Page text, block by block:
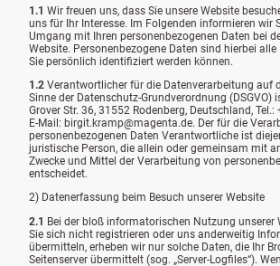
1.1 Wir freuen uns, dass Sie unsere Website
uns für Ihr Interesse. Im Folgenden informieren wir
Umgang mit Ihren personenbezogenen Daten bei
Website. Personenbezogene Daten sind hierbei alle
Sie persönlich identifiziert werden können.
1.2 Verantwortlicher für die Datenverarbeitung auf
Sinne der Datenschutz-Grundverordnung (DSGVO)
Grover Str. 36, 31552 Rodenberg, Deutschland,
E-Mail: birgit.kramp@magenta.de. Der für die
personenbezogenen Daten Verantwortliche ist
juristische Person, die allein oder gemeinsam mit
Zwecke und Mittel der Verarbeitung von
entscheidet.
2) Datenerfassung beim Besuch unserer Website
2.1 Bei der bloß informatorischen Nutzung unserer
Sie sich nicht registrieren oder uns anderweitig
übermitteln, erheben wir nur solche Daten, die Ihr
Seitenserver übermittelt (sog. „Server-Logfiles“).